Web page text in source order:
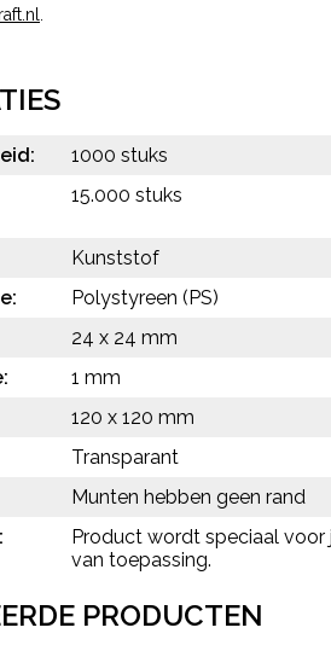
1000 stuks
15.000 stuks
Kunststof
Polystyreen (PS)
24 x 24 mm
1 mm
120 x 120 mm
Transparant
Munten hebben geen rand
Product wordt speciaal voor
van toepassing.
PRODUCTEN